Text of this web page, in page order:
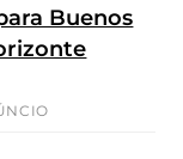
Buenos